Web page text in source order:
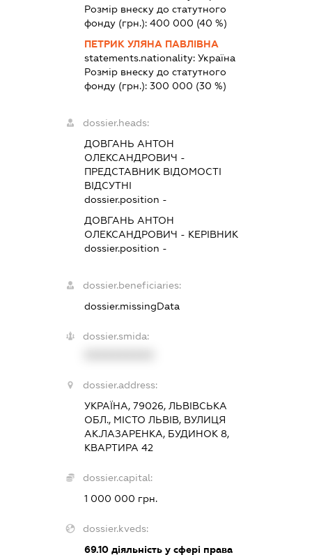
Розмір внеску до статутного
фонду (грн.): 400 000 (40 %)
ПЕТРИК УЛЯНА ПАВЛІВНА
statements.nationality: Україна
Розмір внеску до статутного
фонду (грн.): 300 000 (30 %)
dossier.heads:
ДОВГАНЬ АНТОН
ОЛЕКСАНДРОВИЧ -
ПРЕДСТАВНИК ВІДОМОСТІ
ВІДСУТНІ
dossier.position -
ДОВГАНЬ АНТОН
ОЛЕКСАНДРОВИЧ - КЕРІВНИК
dossier.position -
dossier.beneficiaries:
dossier.missingData
dossier.smida:
dossier.address:
УКРАЇНА, 79026, ЛЬВІВСЬКА
ОБЛ., МІСТО ЛЬВІВ, ВУЛИЦЯ
АК.ЛАЗАРЕНКА, БУДИНОК 8,
КВАРТИРА 42
dossier.capital:
1 000 000 грн.
dossier.kveds:
69.10діяльність у сфері права